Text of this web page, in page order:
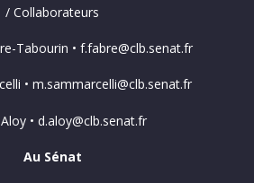
/ Collaborateurs
Tabourin • f.fabre@clb.senat.fr
• m.sammarcelli@clb.senat.fr
• d.aloy@clb.senat.fr
Au Sénat